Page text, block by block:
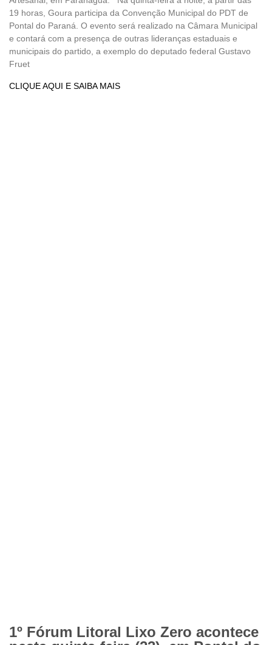
19 horas, Goura participa da Convenção Municipal do PDT de
Pontal do Paraná. O evento será realizado na Câmara Municipal
e contará com a presença de outras lideranças estaduais e
municipais do partido, a exemplo do deputado federal Gustavo
Fruet
CLIQUE AQUI E SAIBA MAIS
1º Fórum Litoral Lixo Zero acontece